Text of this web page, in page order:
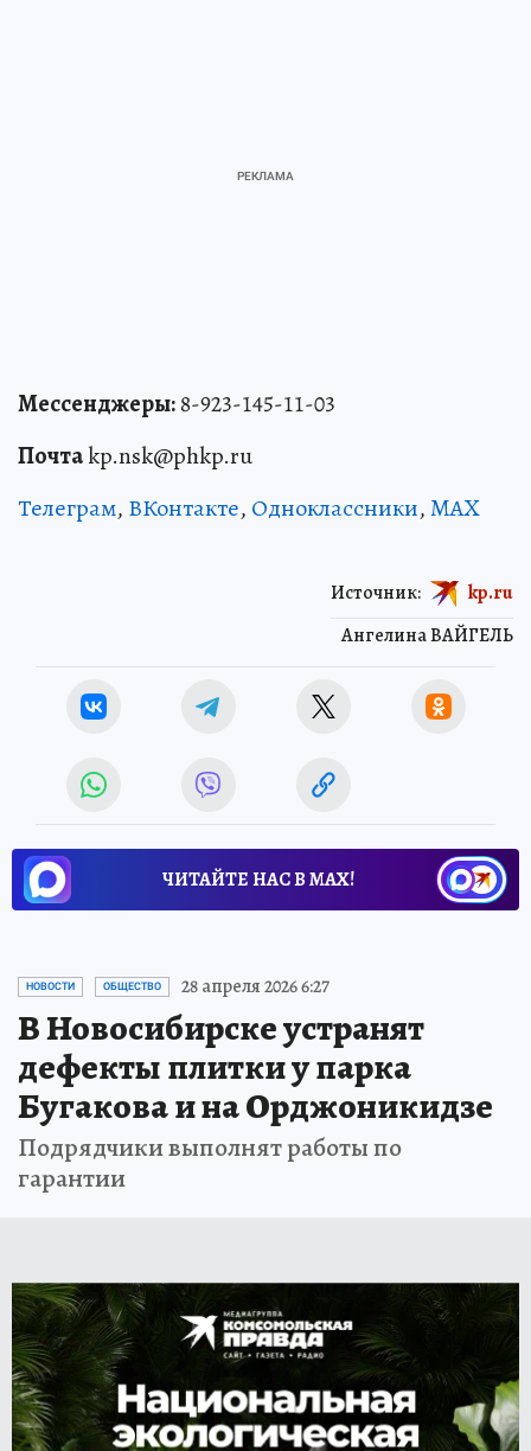
Мессенджеры:8-923-145-11-03
Почтаkp.nsk@phkp.ru
Телеграм, ВКонтакте, Одноклассники,MAX
Ангелина ВАЙГЕЛЬ
Источник: kp.ru
ЧИТАЙТЕ НАС В МАХ!
НОВОСТИ ОБЩЕСТВО 28 апреля 2026 6:27
В Новосибирске устранят
дефекты плитки у парка
Бугакова и на Орджоникидзе
Подрядчики выполнят работы по
гарантии